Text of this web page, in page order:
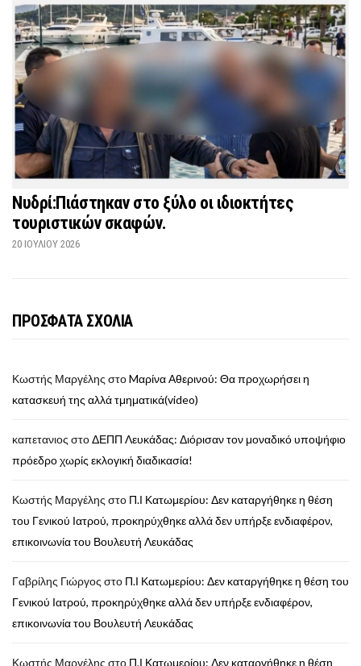
Νυδρί:Πιάστηκαν στο ξύλο οι ιδιοκτήτες
τουριστικών σκαφών.
20 ΙΟΥΛΊΟΥ 2026
ΠΡΟΣΦΑΤΑ ΣΧΟΛΙΑ
Κωστής Μαργέλης στοMαρίνα Αθερινού: Θα προχωρήσει η
κατασκευή της αλλά τμηματικά(video)
καπετανιος στοΔΕΠΠ Λευκάδας: Διόρισαν τον μοναδικό υποψήφιο
πρόεδρο χωρίς εκλογική διαδικασία!
Κωστής Μαργέλης στο Π.Ι Κατωμερίου: Δεν καταργήθηκε η θέση
του Γενικού Ιατρού, προκηρύχθηκε αλλά δεν υπήρξε ενδιαφέρον,
επικοινωνία του Βουλευτή Λευκάδας
Γαβρίλης Γιώργος στο Π.Ι Κατωμερίου: Δεν καταργήθηκε η θέση του
Γενικού Ιατρού, προκηρύχθηκε αλλά δεν υπήρξε ενδιαφέρον,
επικοινωνία του Βουλευτή Λευκάδας
Κωστής Μαργέλης στο Π.Ι Κατωμερίου: Δεν καταργήθηκε η θέση